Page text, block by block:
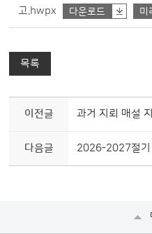
고.hwpx
다운로드 미
목록
이전글 과거 지뢰 매설
다음글